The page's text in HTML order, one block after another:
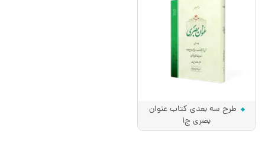
طرح سه بعدی کتاب عنوان
بصری ج1